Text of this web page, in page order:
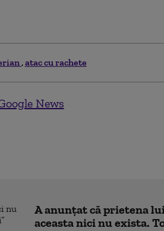
atac cu rachete
News
A anunțat că prietena
aceasta nici nu exista.